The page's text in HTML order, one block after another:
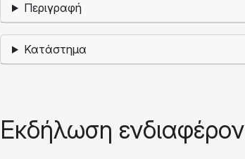
Περιγραφή
Κατάστημα
Εκδήλωση